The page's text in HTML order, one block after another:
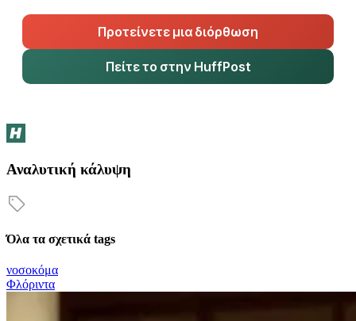
Προτείνετε μια διόρθωση
Πείτε το στην HuffPost
Αναλυτική κάλυψη
Όλα τα σχετικά tags
νοσοκόμα
Φλόριντα